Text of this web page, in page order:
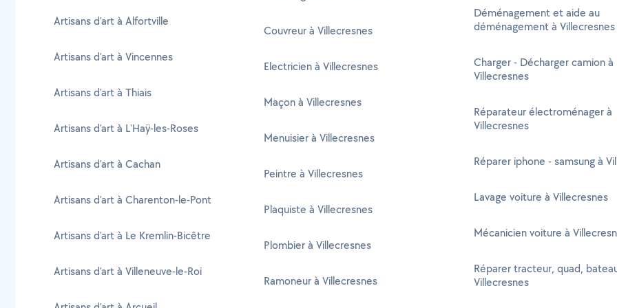
Artisans d'art à Alfortville
Artisans d'art à Vincennes
Artisans d'art à Thiais
Artisans d'art à L'Haÿ-les-Roses
Artisans d'art à Cachan
Artisans d'art à Charenton-le-Pont
Artisans d'art à Le Kremlin-Bicêtre
Artisans d'art à Villeneuve-le-Roi
Couvreur à Villecresnes
Electricien à Villecresnes
Maçon à Villecresnes
Menuisier à Villecresnes
Peintre à Villecresnes
Plaquiste à Villecresnes
Plombier à Villecresnes
Ramoneur à Villecresnes
Déménagement et aide au
déménagement à Villecresnes
Charger - Décharger camion à
Villecresnes
Réparateur électroménager à
Villecresnes
Réparer iphone - samsung à
Lavage voiture à Villecresnes
Mécanicien voiture à
Réparer tracteur, quad,
Villecresnes